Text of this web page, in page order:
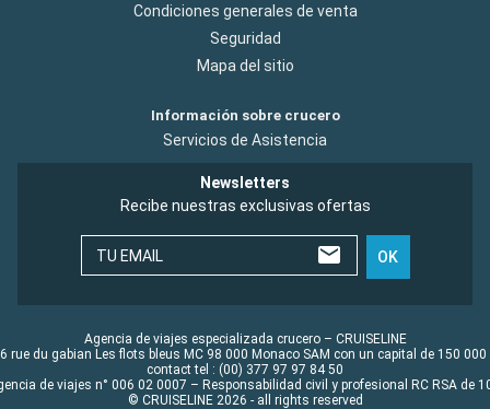
Condiciones generales de venta
Seguridad
Mapa del sitio
Información sobre crucero
Servicios de Asistencia
Newsletters
Recibe nuestras exclusivas ofertas
TU EMAIL OK
Agencia de viajes especializada crucero – CRUISELINE
rue du gabian Les flots bleus MC 98 000 Monaco SAM con un capital de 150 000
contact tel : (00) 377 97 97 84 50
de viajes n° 006 02 0007 – Responsabilidad civil y profesional RC RSA de
© CRUISELINE 2026 - all rights reserved